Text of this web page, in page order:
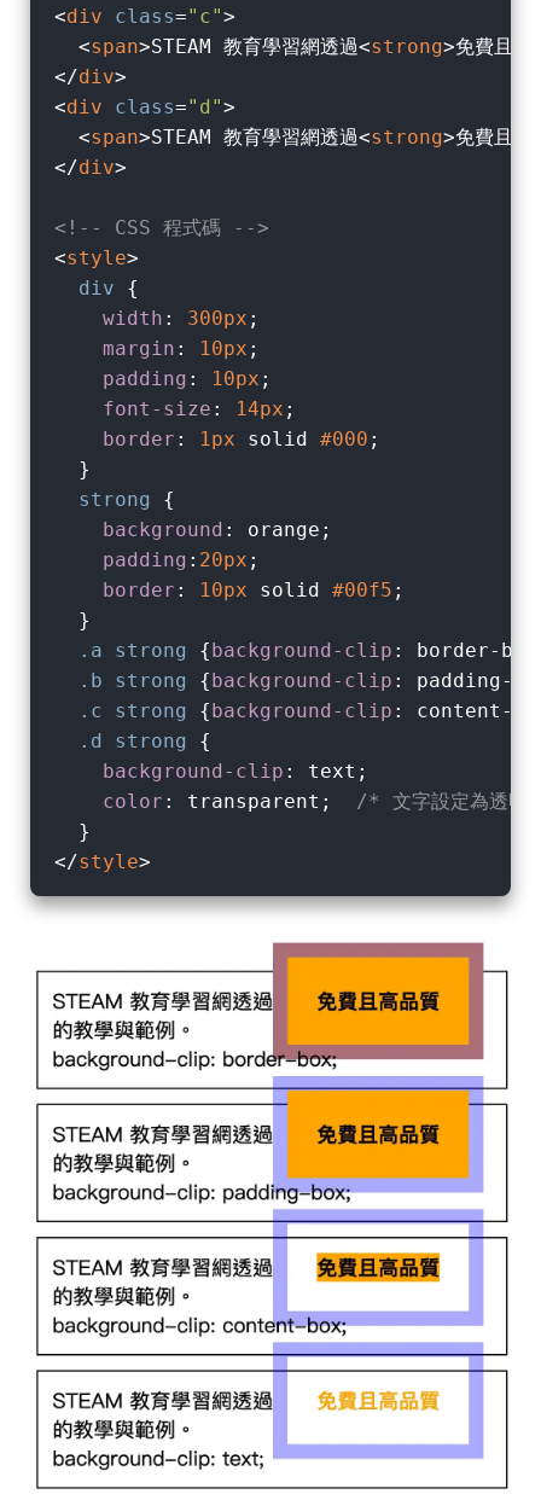
<div class="c">
<span>STEAM 教育學習網透過<strong>免費且高
</div>
<div class="d">
<span>STEAM 教育學習網透過<strong>免費且高
</div>
<!-- CSS 程式碼 -->
<style>
div {
width : 300px ;
margin : 10px ;
padding : 10px ;
font-size : 14px ;
border : 1px solid #000 ;
  }
strong
{
background : orange;
padding : 20px ;
border : 10px solid #00f5 ;
  }
.a
strong { background-clip : border-
.b
strong { background-clip : padding-
.c
strong { background-clip : content-
.d
strong
{
background-clip : text;
color : transparent; /* 文字設定為透
</style>